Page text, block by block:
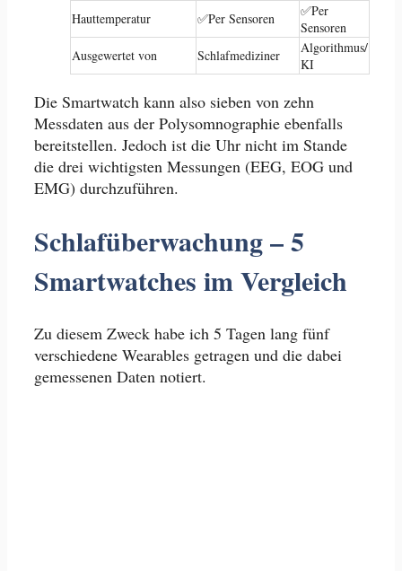
Hauttemperatur
✅Per Sensoren
✅Per
Sensoren
Ausgewertet von
Schlafmediziner
Algorithmus/
KI
Die Smartwatch kann also sieben von zehn
Messdaten aus der Polysomnographie ebenfalls
bereitstellen. Jedoch ist die Uhr nicht im Stande
die drei wichtigsten Messungen (EEG, EOG und
EMG) durchzuführen.
Schlafüberwachung – 5
Smartwatches im Vergleich
Zu diesem Zweck habe ich 5 Tagen lang fünf
verschiedene Wearables getragen und die dabei
gemessenen Daten notiert.